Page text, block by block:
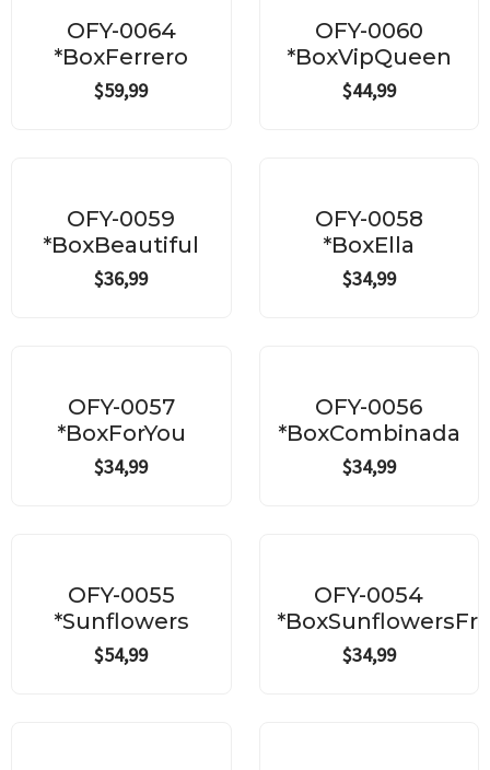
OFY-0064
*BoxFerrero
$59,99
OFY-0060
*BoxVipQueen
$44,99
OFY-0059
*BoxBeautiful
$36,99
OFY-0058
*BoxElla
$34,99
OFY-0057
*BoxForYou
$34,99
OFY-0056
*BoxCombinada
$34,99
OFY-0055
*Sunflowers
$54,99
OFY-0054
$34,99